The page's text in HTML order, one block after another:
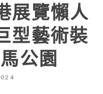
展覽懶人
型藝術裝
公園